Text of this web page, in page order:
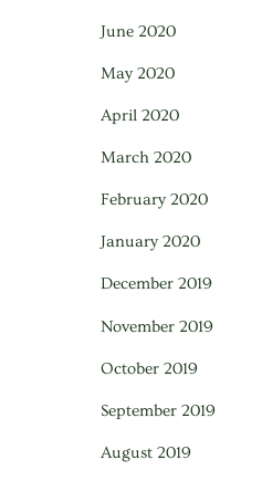
June 2020
May 2020
April 2020
March 2020
February 2020
January 2020
December 2019
November 2019
October 2019
September 2019
August 2019